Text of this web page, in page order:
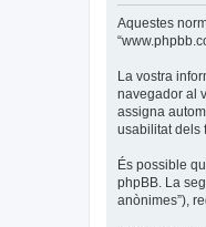
Aquestes
La vostra
navegador al
assigna
usabilitat dels
És possible
phpBB. La
anònimes”),